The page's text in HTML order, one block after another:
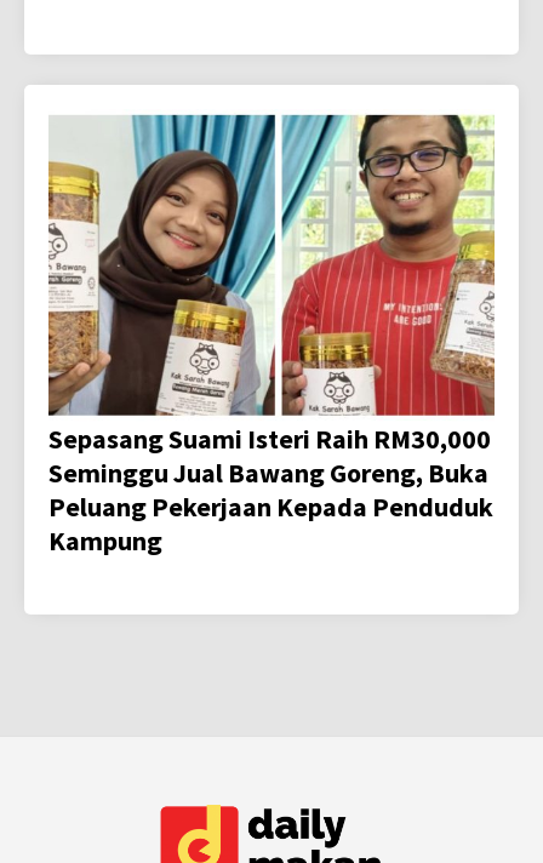
Sepasang Suami Isteri Raih RM30,000
Seminggu Jual Bawang Goreng, Buka
Peluang Pekerjaan Kepada Penduduk
Kampung